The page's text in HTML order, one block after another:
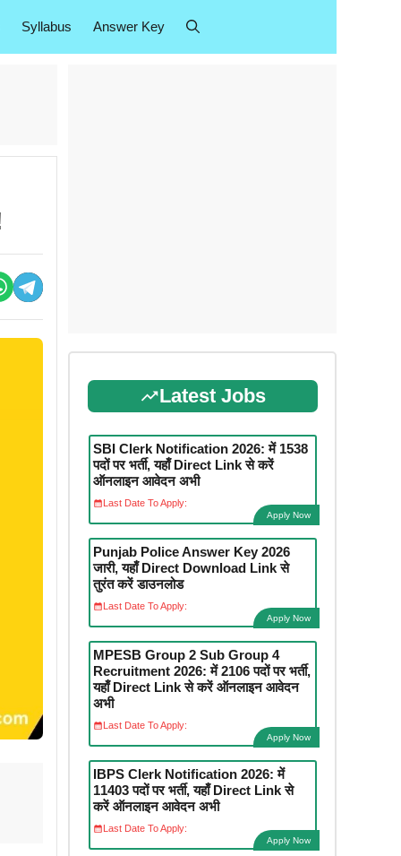
Syllabus Answer Key
Latest Jobs
SBI Clerk Notification 2026: में 1538
पदों पर भर्ती, यहाँ Direct Link से करें
ऑनलाइन आवेदन अभी
Last Date To Apply:
Apply Now
Punjab Police Answer Key 2026
जारी, यहाँ Direct Download Link से
तुरंत करें डाउनलोड
Last Date To Apply:
Apply Now
MPESB Group 2 Sub Group 4
Recruitment 2026: में 2106 पदों पर भर्ती,
यहाँ Direct Link से करें ऑनलाइन आवेदन
अभी
Last Date To Apply:
Apply Now
IBPS Clerk Notification 2026: में
11403 पदों पर भर्ती, यहाँ Direct Link से
करें ऑनलाइन आवेदन अभी
Last Date To Apply:
Apply Now